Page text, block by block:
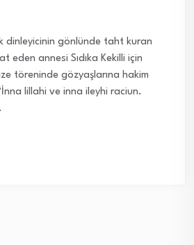
dinleyicinin gönlünde taht kuran
eden annesi Sıdıka Kekilli için
töreninde gözyaşlarına hakim
lillahi ve inna ileyhi raciun.